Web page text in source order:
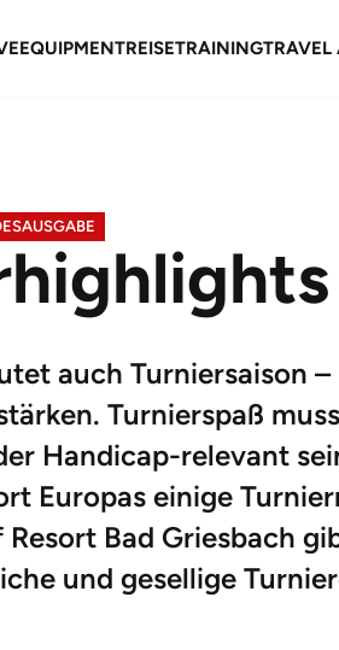
EQUIPMENTREISETRAININGTRAVEL
auch Turniersaison
Turnierspaß
Handicap-relevant
Europas einige
Bad Griesbach
und gesellige